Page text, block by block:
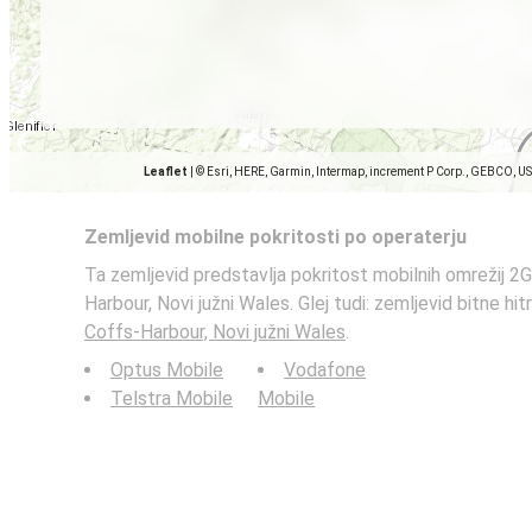
Leaflet © Esri, HERE, Garmin, Intermap, increment P Corp., GEBCO,
Zemljevid mobilne pokritosti po operaterju
Ta zemljevid predstavlja pokritost mobilnih omrežij
Harbour, Novi južni Wales. Glej tudi: zemljevid bitne
Coffs-Harbour, Novi južni Wales.
Optus Mobile
Telstra Mobile
Vodafone
Mobile